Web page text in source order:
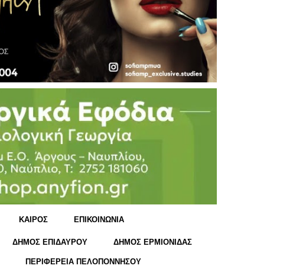
KΑΙΡΟΣ ΕΠΙΚΟΙΝΩΝΙΑ
ΔΗΜΟΣ ΕΠΙΔΑΥΡΟΥ ΔΗΜΟΣ ΕΡΜΙΟΝΙΔΑΣ
ΠΕΡΙΦΕΡΕΙΑ ΠΕΛΟΠΟΝΝΗΣΟΥ